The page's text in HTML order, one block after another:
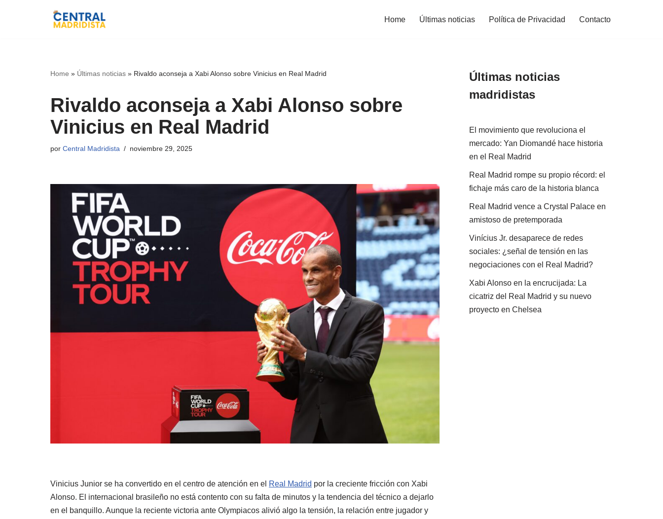
Home Últimas noticias Política de Privacidad Contacto
Home » Últimas noticias » Rivaldo aconseja a Xabi Alonso sobre Vinicius en Real Madrid
Rivaldo aconseja a Xabi Alonso sobre
Vinicius en Real Madrid
por Central Madridista noviembre 29, 2025
Vinicius Junior se ha convertido en el centro de atención en el Real Madrid por la creciente fricción con Xabi
Alonso. El internacional brasileño no está contento con su falta de minutos y la tendencia del técnico a dejarlo
en el banquillo. Aunque la reciente victoria ante Olympiacos alivió algo la tensión, la relación entre jugador y
Últimas noticias
madridistas
El movimiento que revoluciona el
mercado: Yan Diomandé hace historia
en el Real Madrid
Real Madrid rompe su propio récord: el
fichaje más caro de la historia blanca
Real Madrid vence a Crystal Palace en
amistoso de pretemporada
Vinícius Jr. desaparece de redes
sociales: ¿señal de tensión en las
negociaciones con el Real Madrid?
Xabi Alonso en la encrucijada: La
cicatriz del Real Madrid y su nuevo
proyecto en Chelsea